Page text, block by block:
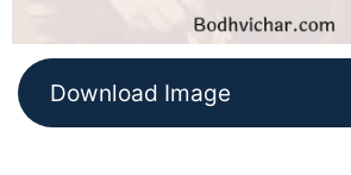
Download Image